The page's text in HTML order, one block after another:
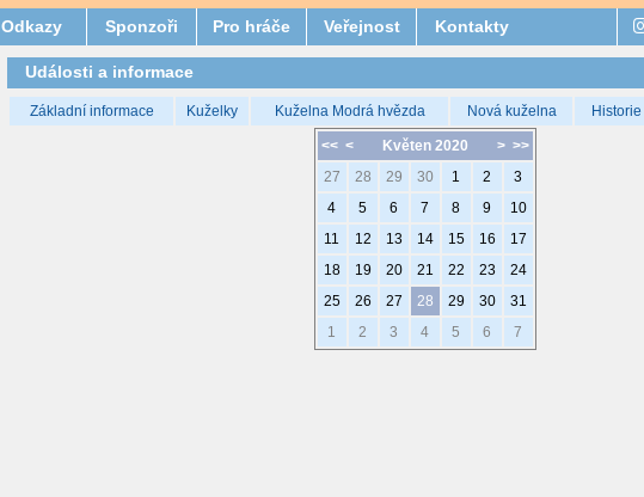
Odkazy Sponzoři Pro hráče Veřejnost Kontakty
Události a informace
Základní informace Kuželky Kuželna Modrá hvězda Nová kuželna
<< < > >>
Květen 2020
27
28 29 30 1 2
3
4
5 6 7 8 9
10
11
12 13 14 15 16
17
18
19 20 21 22 23
24
25
26 27 28 29 30
31
1
2 3 4 5 6 7